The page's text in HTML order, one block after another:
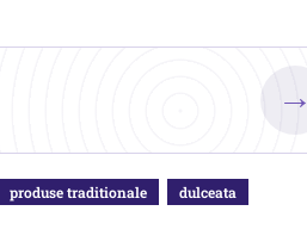
→
produse traditionale
dulceata